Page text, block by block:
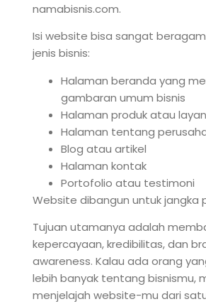
namabisnis.com.
Isi website bisa sangat
jenis bisnis:
Halaman beranda yang
gambaran umum bisnis
Halaman produk atau
Halaman tentang
Blog atau artikel
Halaman kontak
Portofolio atau testimoni
Website dibangun untuk jangka
Tujuan utamanya adalah
kepercayaan, kredibilitas, dan
awareness. Kalau ada orang
lebih banyak tentang bisnismu,
menjelajah website-mu dari